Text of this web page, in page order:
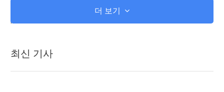
iTunes
iOS 복구 모드
더 보기
최신 기사